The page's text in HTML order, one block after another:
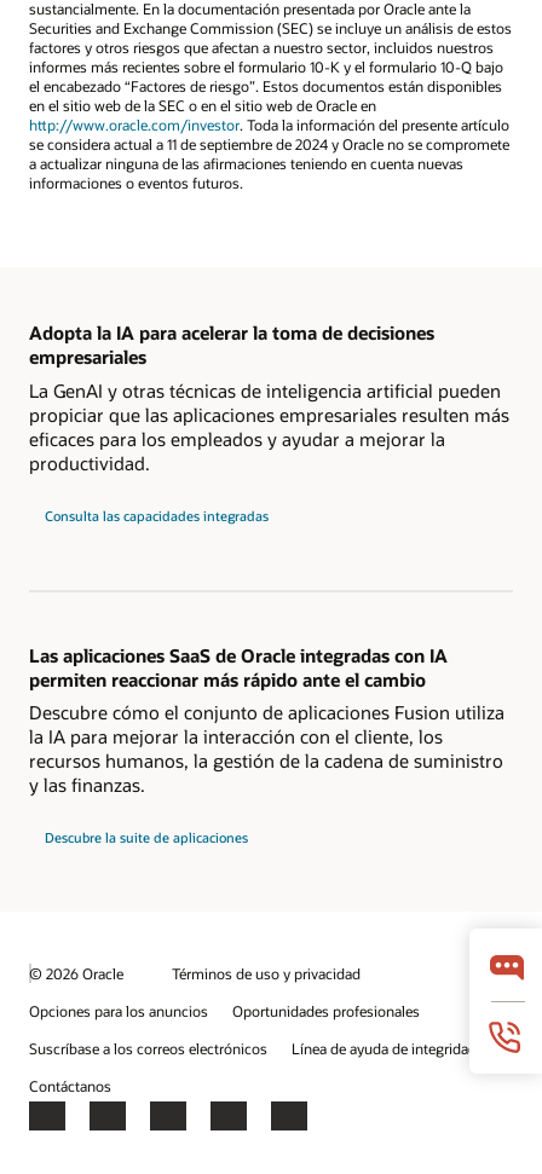
sustancialmente. En la documentación presentada por Oracle ante la
Securities and Exchange Commission (SEC) se incluye un análisis de estos
factores y otros riesgos que afectan a nuestro sector, incluidos nuestros
informes más recientes sobre el formulario 10-K y el formulario 10-Q bajo
el encabezado “Factores de riesgo”. Estos documentos están disponibles
en el sitio web de la SEC o en el sitio web de Oracle en
http://www.oracle.com/investor. Toda la información del presente artículo
se considera actual a 11 de septiembre de 2024 y Oracle no se compromete
a actualizar ninguna de las afirmaciones teniendo en cuenta nuevas
informaciones o eventos futuros.
Adopta la IA para acelerar la toma de decisiones
empresariales
La GenAI y otras técnicas de inteligencia artificial pueden
propiciar que las aplicaciones empresariales resulten más
eficaces para los empleados y ayudar a mejorar la
productividad.
Consulta las capacidades integradas
Las aplicaciones SaaS de Oracle integradas con IA
permiten reaccionar más rápido ante el cambio
Descubre cómo el conjunto de aplicaciones Fusion utiliza
la IA para mejorar la interacción con el cliente, los
recursos humanos, la gestión de la cadena de suministro
y las finanzas.
Descubre la suite de aplicaciones
© 2026 Oracle
Términos de uso y privacidad
Opciones para los anuncios
Oportunidades profesionales
Suscríbase a los correos electrónicos
Línea de ayuda de integridad
Contáctanos
Facebook
X LinkedInYouTubeInstagram